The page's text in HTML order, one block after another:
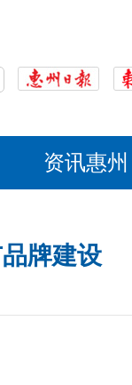
资讯惠州
牌建设